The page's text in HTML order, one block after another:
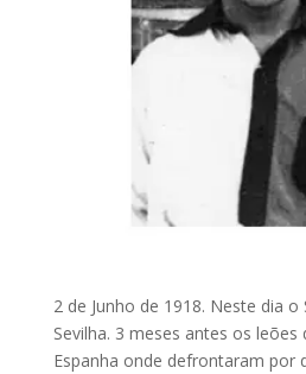
2 de Junho de 1918. Neste dia
Sevilha. 3 meses antes os leões
Espanha onde defrontaram por